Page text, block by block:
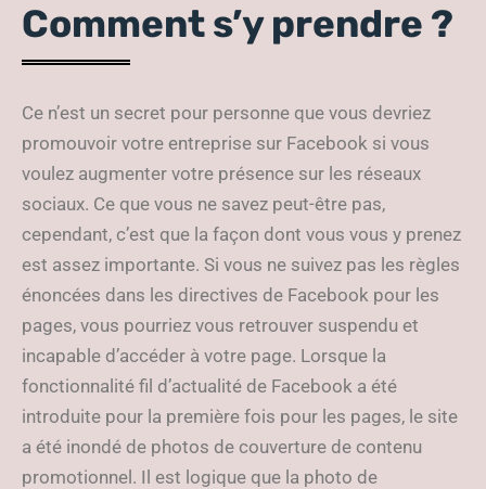
Comment s’y prendre ?
Ce n’est un secret pour personne que vous devriez
promouvoir votre entreprise sur Facebook si vous
voulez augmenter votre présence sur les réseaux
sociaux. Ce que vous ne savez peut-être pas,
cependant, c’est que la façon dont vous vous y prenez
est assez importante. Si vous ne suivez pas les règles
énoncées dans les directives de Facebook pour les
pages, vous pourriez vous retrouver suspendu et
incapable d’accéder à votre page. Lorsque la
fonctionnalité fil d’actualité de Facebook a été
introduite pour la première fois pour les pages, le site
a été inondé de photos de couverture de contenu
promotionnel. Il est logique que la photo de